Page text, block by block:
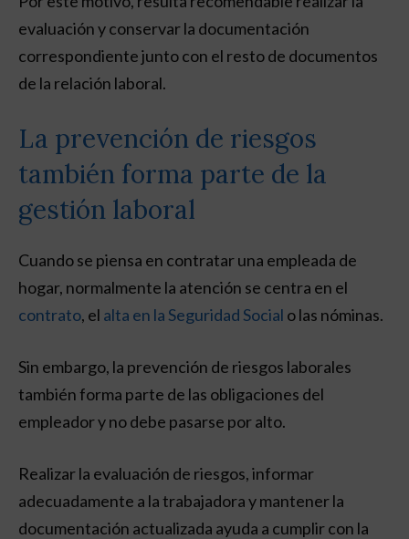
evaluación y conservar la documentación
correspondiente junto con el resto de documentos
de la relación laboral.
La prevención de riesgos
también forma parte de la
gestión laboral
Cuando se piensa en contratar una empleada de
hogar, normalmente la atención se centra en el
contrato, el alta en la Seguridad Social o las nóminas.
Sin embargo, la prevención de riesgos laborales
también forma parte de las obligaciones del
empleador y no debe pasarse por alto.
Realizar la evaluación de riesgos, informar
adecuadamente a la trabajadora y mantener la
documentación actualizada ayuda a cumplir con la